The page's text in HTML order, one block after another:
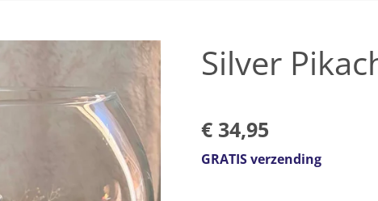
Silver
€ 34,95
GRATIS verzending